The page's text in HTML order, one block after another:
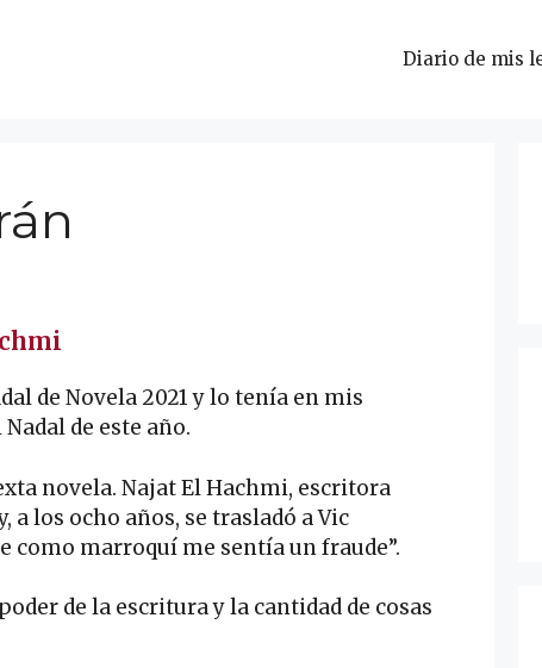
Diario de mis
de Novela 2021 y lo tenía en mis
de este año.
novela. Najat El Hachmi, escritora
a los ocho años, se trasladó a Vic
como marroquí me sentía un fraude”.
de la escritura y la cantidad de cosas